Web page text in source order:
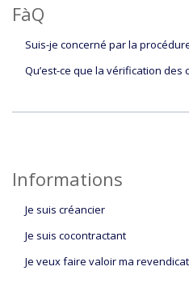
FàQ
Suis-je concerné par la
Qu’est-ce que la vérification des
Informations
Je suis créancier
Je suis cocontractant
Je veux faire valoir ma